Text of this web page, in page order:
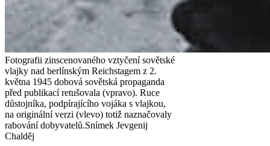
Fotografii zinscenovaného vztyčení sovětské
vlajky nad berlínským Reichstagem z 2.
května 1945 dobová sovětská propaganda
před publikací retušovala (vpravo). Ruce
důstojníka, podpírajícího vojáka s vlajkou,
na originální verzi (vlevo) totiž naznačovaly
rabování dobyvatelů.Snímek Jevgenij
Chalděj